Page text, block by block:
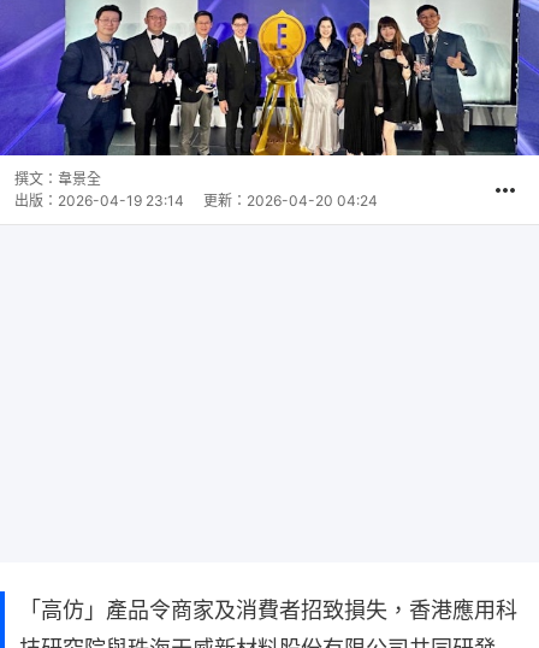
撰文： 韋景全
出版： 2026-04-19 23:14 更新： 2026-04-20 04:24
「高仿」產品令商家及消費者招致損失，香港應用科